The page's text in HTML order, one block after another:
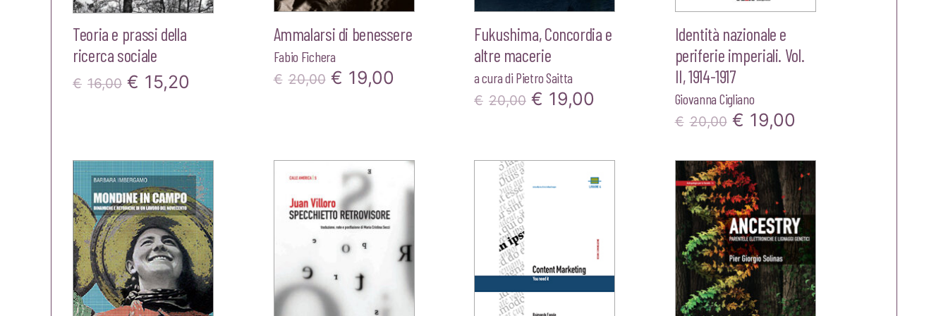
Teoria e prassi della
ricerca sociale
€ 16,00 Il
era:
€16,00.
€ 15,20
è:
€15,20.
Ammalarsi di benessere
Fabio Fichera
€ 20,00 Il
era:
€20,00.
€ 19,00
è:
€19,00.
Fukushima, Concordia e
altre macerie
a cura di Pietro Saitta
€ 20,00 Il
€ 19,00
è:
Identità nazionale e
periferie imperiali. Vol.
II, 1914-1917
Giovanna Cigliano
€ 20,00 Il
originale
era:
€20,00.
€ 19,00
attuale
è:
€19,00.